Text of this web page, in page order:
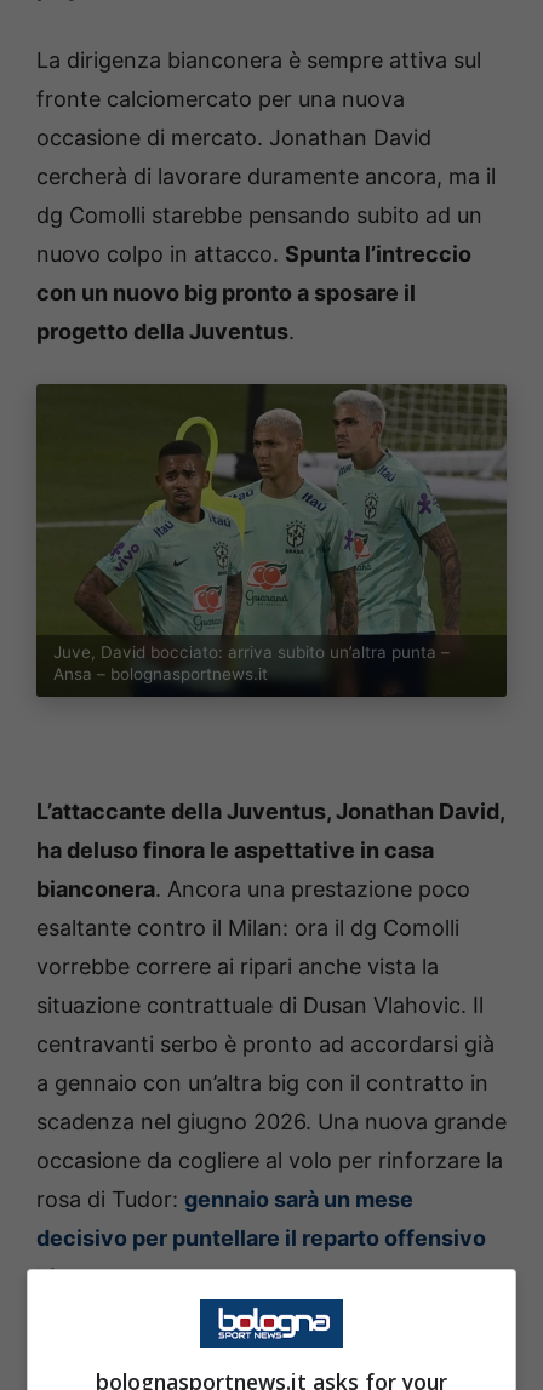
La dirigenza bianconera è sempre attiva sul
fronte calciomercato per una nuova
occasione di mercato. Jonathan David
cercherà di lavorare duramente ancora, ma il
dg Comolli starebbe pensando subito ad un
nuovo colpo in attacco. Spunta l’intreccio
con un nuovo big pronto a sposare il
progetto della Juventus.
Juve, David bocciato: arriva subito un’altra punta –
Ansa – bolognasportnews.it
L’attaccante della Juventus, Jonathan David,
ha deluso finora le aspettative in casa
bianconera. Ancora una prestazione poco
esaltante contro il Milan: ora il dg Comolli
vorrebbe correre ai ripari anche vista la
situazione contrattuale di Dusan Vlahovic. Il
centravanti serbo è pronto ad accordarsi già
a gennaio con un’altra big con il contratto in
scadenza nel giugno 2026. Una nuova grande
occasione da cogliere al volo per rinforzare la
rosa di Tudor: gennaio sarà un mese
decisivo per puntellare il reparto offensivo
bianconero.
Juventus, novità in attacco: un
bolognasportnews.it asks for your